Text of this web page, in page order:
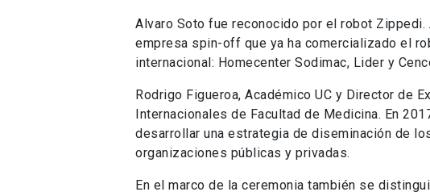
Alvaro Soto fue reconocido por el robot
empresa spin-off que ya ha comercializado el
internacional: Homecenter Sodimac, Lider y
Rodrigo Figueroa, Académico UC y Director de
Internacionales de Facultad de Medicina. En
desarrollar una estrategia de diseminación de
organizaciones públicas y privadas.
En el marco de la ceremonia también se